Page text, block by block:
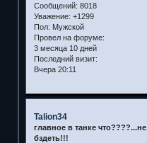
Сообщений: 8018
Уважение: +1299
Пол: Мужской
Провел на форуме:
3 месяца 10 дней
Последний визит:
Вчера 20:11
Talion34
главное в танке что????...не
бздеть!!!